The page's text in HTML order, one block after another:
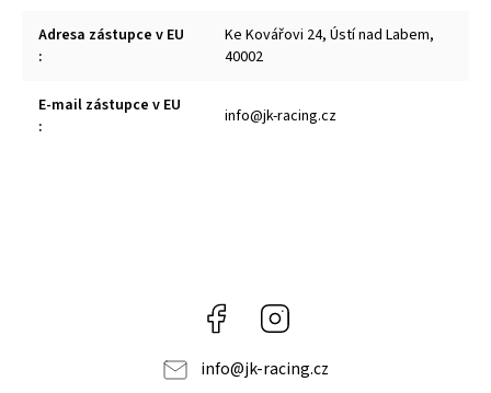
Adresa zástupce v EU
:
Ke Kovářovi 24, Ústí nad Labem,
40002
E-mail zástupce v EU
:
info@jk-racing.cz
Facebook
info@jk-racing.cz